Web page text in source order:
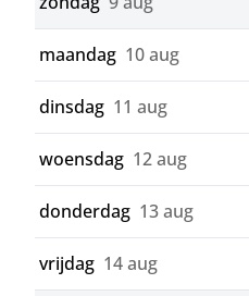
maandag 10 aug
dinsdag 11 aug
woensdag 12 aug
donderdag 13 aug
vrijdag 14 aug